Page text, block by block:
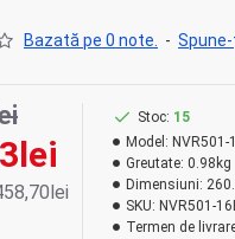
Bazată pe 0 note. -
Stoc: 15
Model: NVR501-
Greutate: 0.98kg
Dimensiuni:
SKU: NVR501-
Termen de